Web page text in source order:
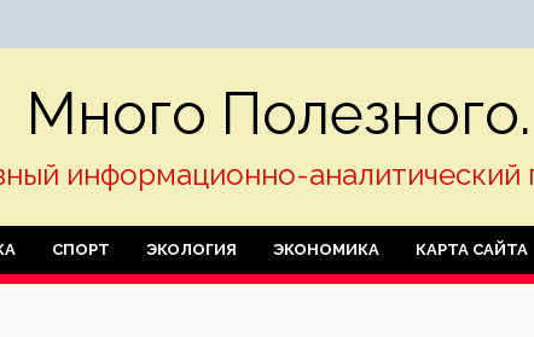
Много Полезного.
информационно-аналитический
СПОРТ ЭКОЛОГИЯ ЭКОНОМИКА КАРТА САЙТА